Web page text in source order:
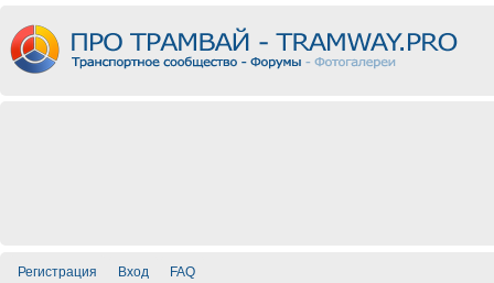
Регистрация Вход FAQ